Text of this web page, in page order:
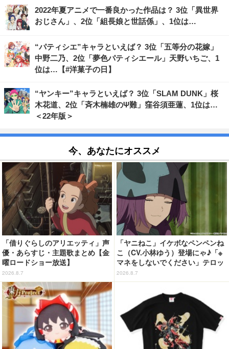
2022年夏アニメで一番良かった作品は？ 3位「異世界
おじさん」、2位「組長娘と世話係」、1位は…
“パティシエ”キャラといえば？ 3位「五等分の花嫁」
中野二乃、2位「夢色パティシエール」天野いちご、1
位は…【#洋菓子の日】
“ヤンキー”キャラといえば？ 3位「SLAM DUNK」桜
木花道、2位「斉木楠雄のΨ難」窪谷須亜蓮、1位は…
＜22年版＞
今、あなたにオススメ
「借りぐらしのアリエッティ」声
優・あらすじ・主題歌まとめ【金
曜ロードショー放送】
2026.8.7
「ヤニねこ」イケボなペンペンね
こ（CV.小林ゆう）登場にゃ♪「※
マネをしないでください」テロッ
プや、アルねこ失踪で江ノ島が聖
地になっちゃう!?「今期の癒し
枠」「怒られない回」第6話【ネ
タバレあり反応まとめ】
2026.8.7